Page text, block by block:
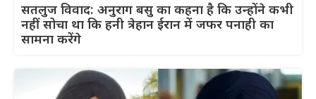
सतलुज विवाद: अनुराग बसु का कहना है कि उन्होंने कभी
नहीं सोचा था कि हनी त्रेहान ईरान में जफर पनाही का
सामना करेंगे